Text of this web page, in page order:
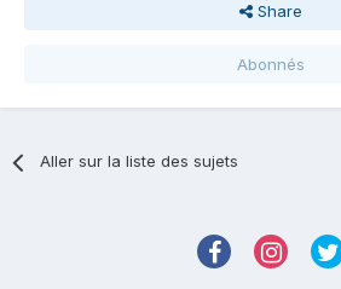
Share
Abonnés
Aller sur la liste des sujets